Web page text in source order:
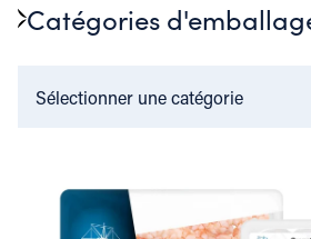
Catégories
Sélectionner une catégorie